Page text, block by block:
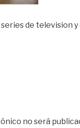
de television
no será